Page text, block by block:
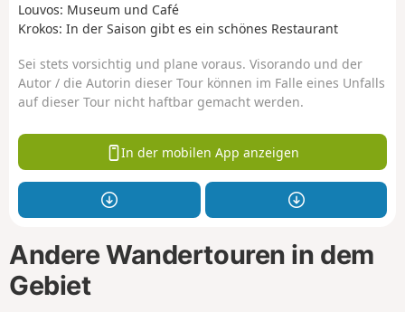
Louvos: Museum und Café
Krokos: In der Saison gibt es ein schönes Restaurant
Sei stets vorsichtig und plane voraus. Visorando und der
Autor / die Autorin dieser Tour können im Falle eines Unfalls
auf dieser Tour nicht haftbar gemacht werden.
In der mobilen App anzeigen
Andere Wandertouren in dem
Gebiet